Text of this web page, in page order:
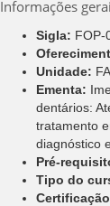
Informações
Sigla: FOP-
Unidade:
Ementa:
dentários:
tratamento
diagnóstico
Pré-
Tipo do